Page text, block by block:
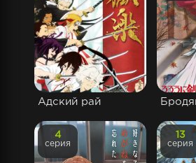
Адский рай
4
серия
13
серия